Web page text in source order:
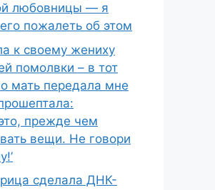
любовницы — я
пожалеть об этом
к своему жениху
помолвки – в тот
мать передала мне
прежде чем
вещи. Не говори
сделала ДНК-